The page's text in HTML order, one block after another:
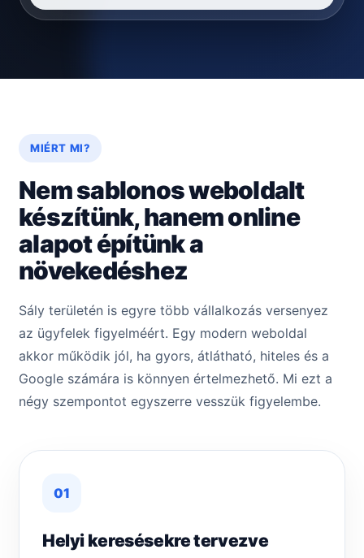
MIÉRT MI?
Nem sablonos weboldalt
készítünk, hanem online
alapot építünk a
növekedéshez
Sály területén is egyre több vállalkozás versenyez
az ügyfelek figyelméért. Egy modern weboldal
akkor működik jól, ha gyors, átlátható, hiteles és a
Google számára is könnyen értelmezhető. Mi ezt a
négy szempontot egyszerre vesszük figyelembe.
01
Helyi keresésekre tervezve